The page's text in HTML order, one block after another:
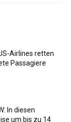
Airlines retten
Passagiere
In diesen
um bis zu 14